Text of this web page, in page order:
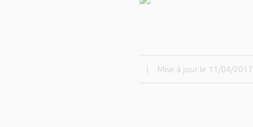
Mise à jour le 11/04/2017